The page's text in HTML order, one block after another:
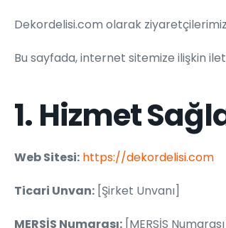
Dekordelisi.com olarak
Bu sayfada, internet sitemize ilişkin
1. Hizmet
Web Sitesi: https://dekordelisi.com
Ticari Unvan: [Şirket Unvanı]
MERSİS Numarası: [MERSİS